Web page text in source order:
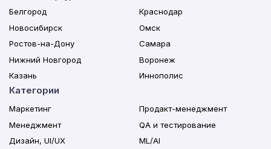
Белгород
Новосибирск
Ростов-на-Дону
Нижний Новгород
Казань
Краснодар
Омск
Самара
Воронеж
Иннополис
Категории
Маркетинг
Менеджмент
Дизайн, UI/UX
Продакт-менеджмент
QA и тестирование
ML/AI